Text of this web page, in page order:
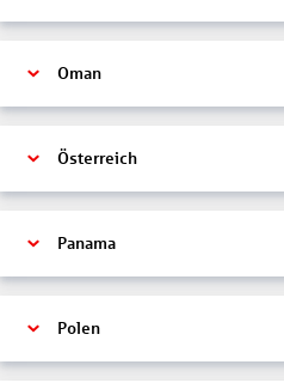
Oman
Österreich
Panama
Polen